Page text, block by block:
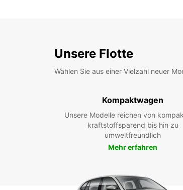
Unsere Flotte
Wählen Sie aus einer Vielzahl neuer
Kompaktwagen
Unsere Modelle reichen von
kraftstoffsparend bis hin zu
umweltfreundlich
Mehr erfahren